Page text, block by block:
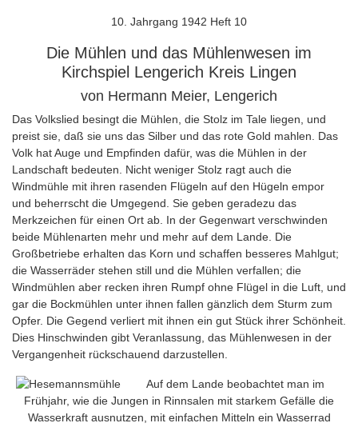
10. Jahrgang 1942 Heft 10
Die Mühlen und das Mühlenwesen im
Kirchspiel Lengerich Kreis Lingen
von Hermann Meier, Lengerich
Das Volkslied besingt die Mühlen, die Stolz im Tale liegen, und
preist sie, daß sie uns das Silber und das rote Gold mahlen. Das
Volk hat Auge und Empfinden dafür, was die Mühlen in der
Landschaft bedeuten. Nicht weniger Stolz ragt auch die
Windmühle mit ihren rasenden Flügeln auf den Hügeln empor
und beherrscht die Umgegend. Sie geben geradezu das
Merkzeichen für einen Ort ab. In der Gegenwart verschwinden
beide Mühlenarten mehr und mehr auf dem Lande. Die
Großbetriebe erhalten das Korn und schaffen besseres Mahlgut;
die Wasserräder stehen still und die Mühlen verfallen; die
Windmühlen aber recken ihren Rumpf ohne Flügel in die Luft, und
gar die Bockmühlen unter ihnen fallen gänzlich dem Sturm zum
Opfer. Die Gegend verliert mit ihnen ein gut Stück ihrer Schönheit.
Dies Hinschwinden gibt Veranlassung, das Mühlenwesen in der
Vergangenheit rückschauend darzustellen.
Auf dem Lande beobachtet man im
Frühjahr, wie die Jungen in Rinnsalen mit starkem Gefälle die
Wasserkraft ausnutzen, mit einfachen Mitteln ein Wasserrad